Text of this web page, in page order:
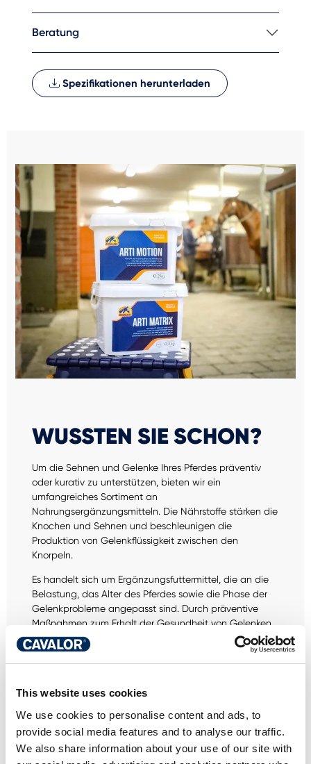
This website uses cookies
We use cookies to personalise content and ads, to
provide social media features and to analyse our traffic.
We also share information about your use of our site with
Beratung
Spezifikationen herunterladen
WUSSTEN SIE SCHON?
Um die Sehnen und Gelenke Ihres Pferdes präventiv
oder kurativ zu unterstützen, bieten wir ein
umfangreiches Sortiment an
Nahrungsergänzungsmitteln. Die Nährstoffe stärken die
Knochen und Sehnen und beschleunigen die
Produktion von Gelenkflüssigkeit zwischen den
Knorpeln.
Es handelt sich um Ergänzungsfuttermittel, die an die
Belastung, das Alter des Pferdes sowie die Phase der
Gelenkprobleme angepasst sind. Durch präventive
Maßnahmen zum Erhalt der Gesundheit von Gelenken,
wird das Risiko von Entzündungen verringert.
HABEN SIE EINE